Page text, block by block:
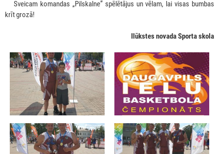
Sveicam komandas „Pilskalne” spēlētājus un vēlam, lai visas bumbas
krīt grozā!
Ilūkstes novada Sporta skola